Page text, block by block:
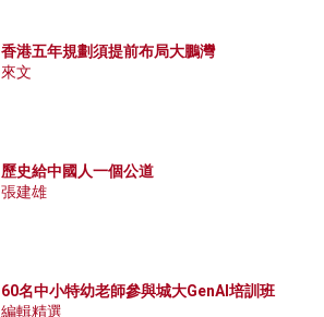
香港五年規劃須提前布局大鵬灣
來文
歷史給中國人一個公道
張建雄
60名中小特幼老師參與城大GenAI培訓班
編輯精選